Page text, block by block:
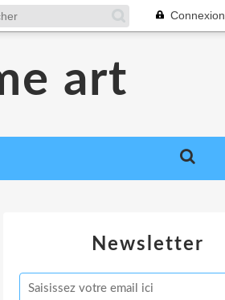
Connexion
art
Newsletter